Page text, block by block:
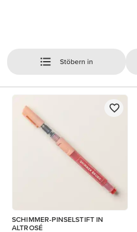
Stöbern in
SCHIMMER-PINSELSTIFT IN
ALTROSÉ